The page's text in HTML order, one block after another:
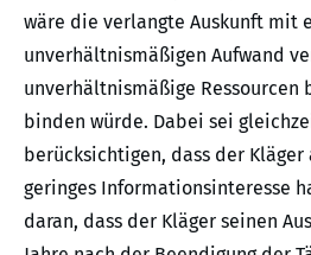
wäre die verlangte Auskunft mit
unverhältnismäßigen Aufwand
unverhältnismäßige Ressourcen
binden würde. Dabei sei
berücksichtigen, dass der
geringes Informationsinteresse
daran, dass der Kläger seinen